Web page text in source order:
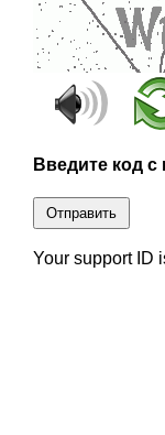
Введите код с
Отправить
Your support ID